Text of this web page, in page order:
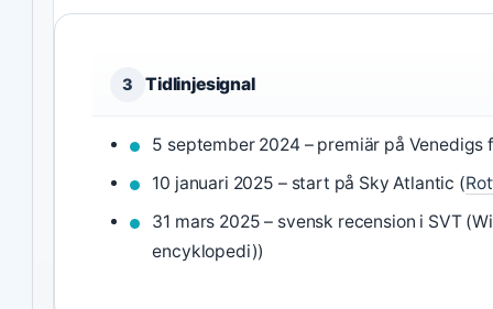
3 Tidlinjesignal
5 september 2024 – premiär på
10 januari 2025 – start på Sky Atlantic (
31 mars 2025 – svensk recension i SVT
encyklopedi))